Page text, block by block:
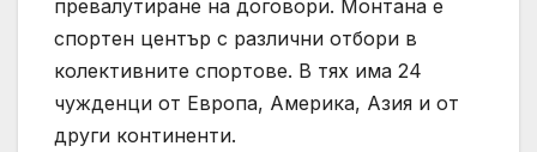
превалутиране на договори. Монтана е
спортен център с различни отбори в
колективните спортове. В тях има 24
чужденци от Европа, Америка, Азия и от
други континенти.